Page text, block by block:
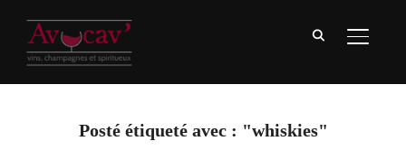
Posté étiqueté avec : "whiskies"